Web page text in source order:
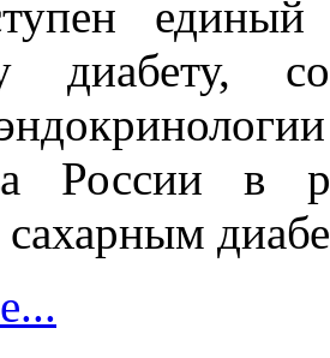
диабету,
России в
сахарным